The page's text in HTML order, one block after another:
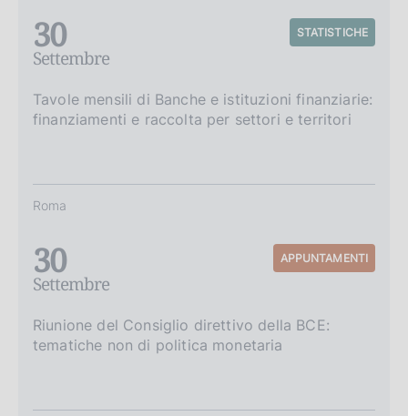
30
Settembre
STATISTICHE
Tavole mensili di Banche e istituzioni finanziarie:
finanziamenti e raccolta per settori e territori
Roma
30
Settembre
APPUNTAMENTI
Riunione del Consiglio direttivo della BCE:
tematiche non di politica monetaria